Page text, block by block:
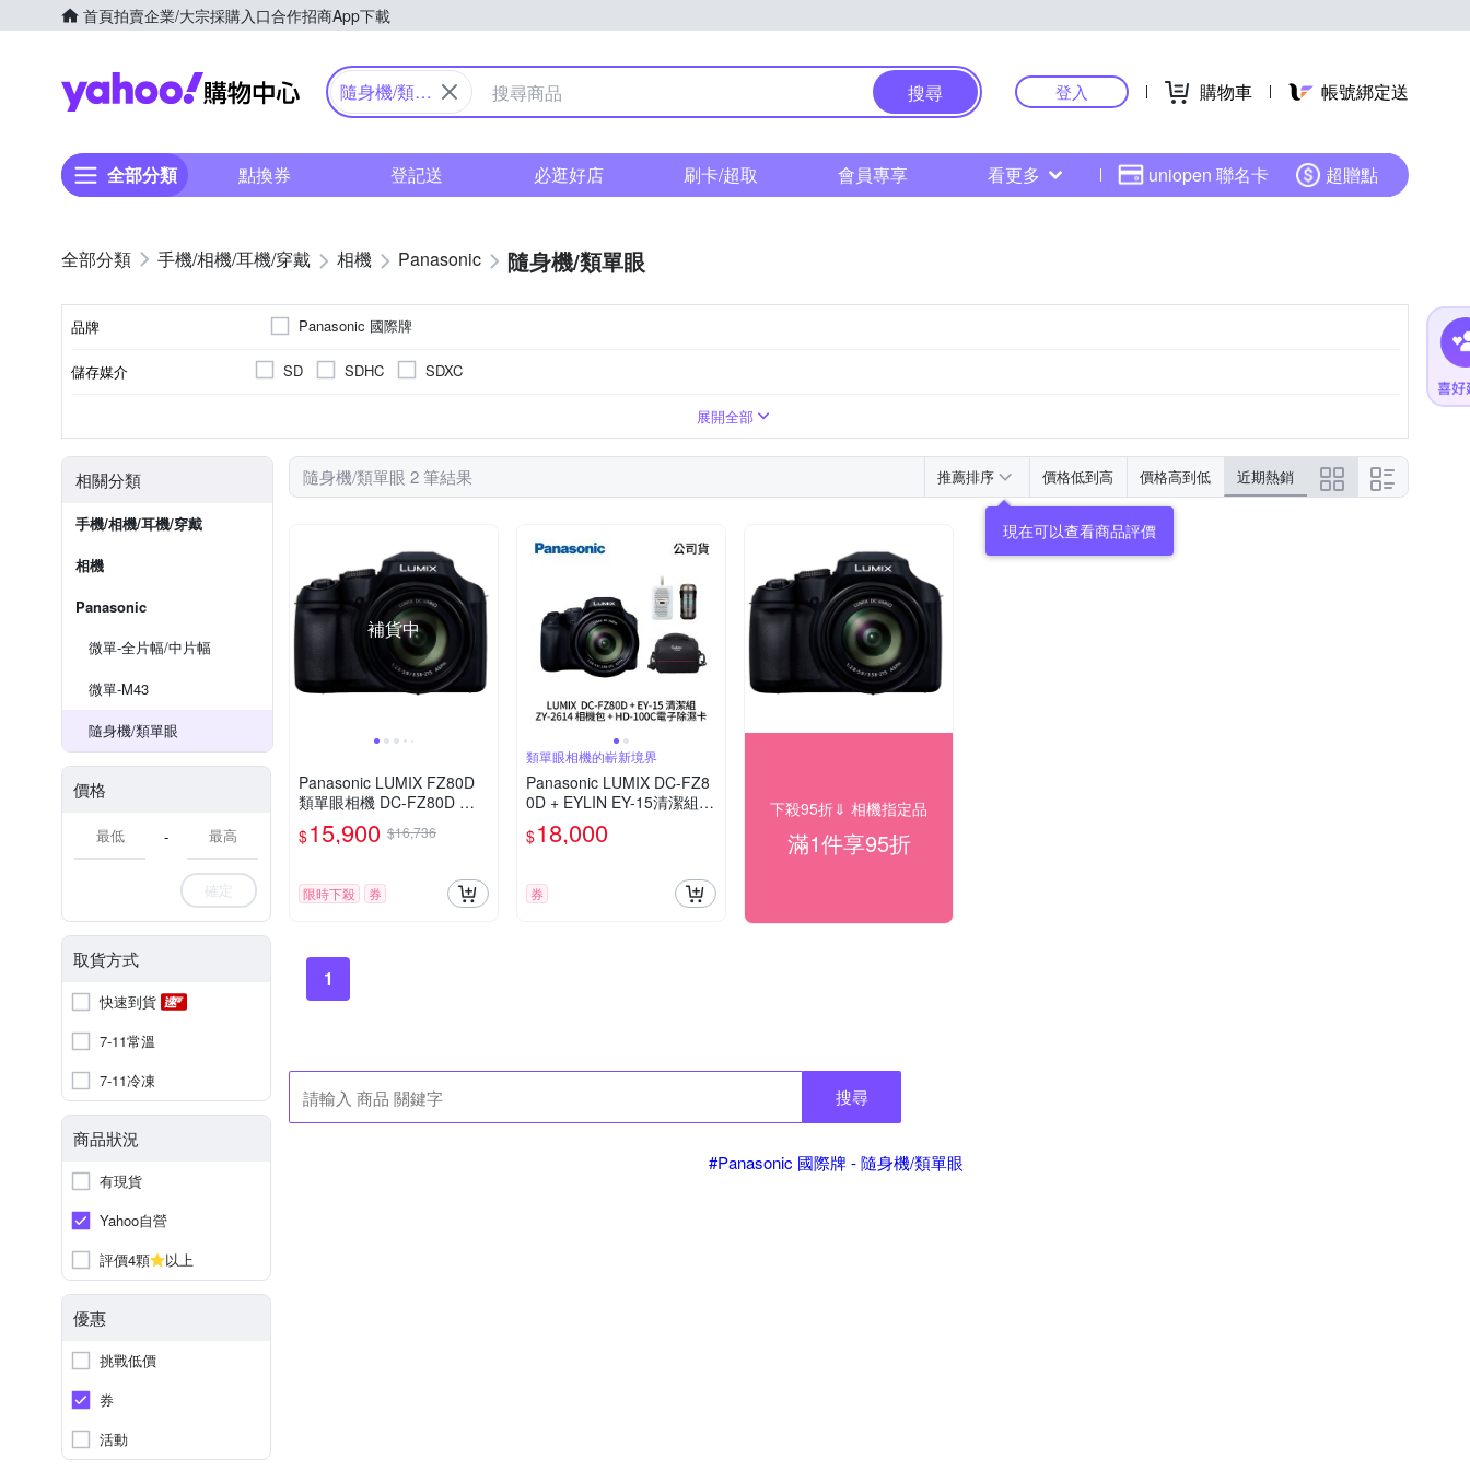
首頁拍賣企業/大宗採購入口合作招商App下載
Yahoo購物中心
隨身機/類單
搜尋 登入 購物車 帳號綁定送
全部分類 點換券 登記送 必逛好店 刷卡/超取 會員專享 看更多 uniopen 聯名卡 超贈點
手機/相機/耳機/穿戴 相機 Panasonic 隨身機/類單眼
品牌 Panasonic 國際牌
儲存媒介 SD SDHC SDXC
展開全部
相關分類
手機/相機/耳機/穿戴
相機
Panasonic
微單-全片幅/中片幅
微單-M43
隨身機/類單眼
價格
-
確定
取貨方式
快速到貨
7-11常溫
7-11冷凍
商品狀況
有現貨
Yahoo自營
評價4顆
以上
優惠
挑戰低價
券
活動
隨身機/類單眼 2 筆結果 推薦排序 價格低到高 價格高到低 近期熱銷
現在可以查看商品評價
補貨中
Panasonic LUMIX FZ80D
類單眼相機 DC-FZ80D 公
司貨
$15,900 $16,736
限時下殺 券
類單眼相機的嶄新境界
Panasonic LUMIX DC-FZ8
0D + EYLIN EY-15清潔組 +
SunLight ZY-2614相機包 +
EirMai 銳瑪 HD-100C電子
$18,000
券
下殺95折⇓ 相機指定品
滿1件享95折
1
搜尋
#Panasonic 國際牌 - 隨身機/類單眼